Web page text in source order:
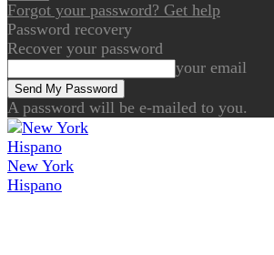
Forgot your password? Get help
Password recovery
Recover your password
your email
A password will be e-mailed to you.
New York
Hispano